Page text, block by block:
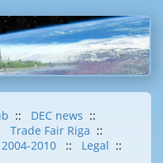
:: DEC news ::
Trade Fair Riga ::
2010 :: Legal ::